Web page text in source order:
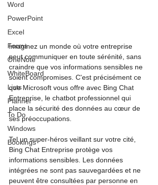
Word
PowerPoint
Excel
Forms
OneNote
WhiteBoard
Lists
Planner
To Do
Windows
Bookings
Imaginez un monde où votre entreprise
peut communiquer en toute sérénité, sans
craindre que vos informations sensibles ne
soient compromises. C'est précisément ce
que Microsoft vous offre avec Bing Chat
Entreprise, le chatbot professionnel qui
place la sécurité des données au cœur de
ses préoccupations.
Tel un super-héros veillant sur votre cité,
Bing Chat Entreprise protège vos
informations sensibles. Les données
intégrées ne sont pas sauvegardées et ne
peuvent être consultées par personne en